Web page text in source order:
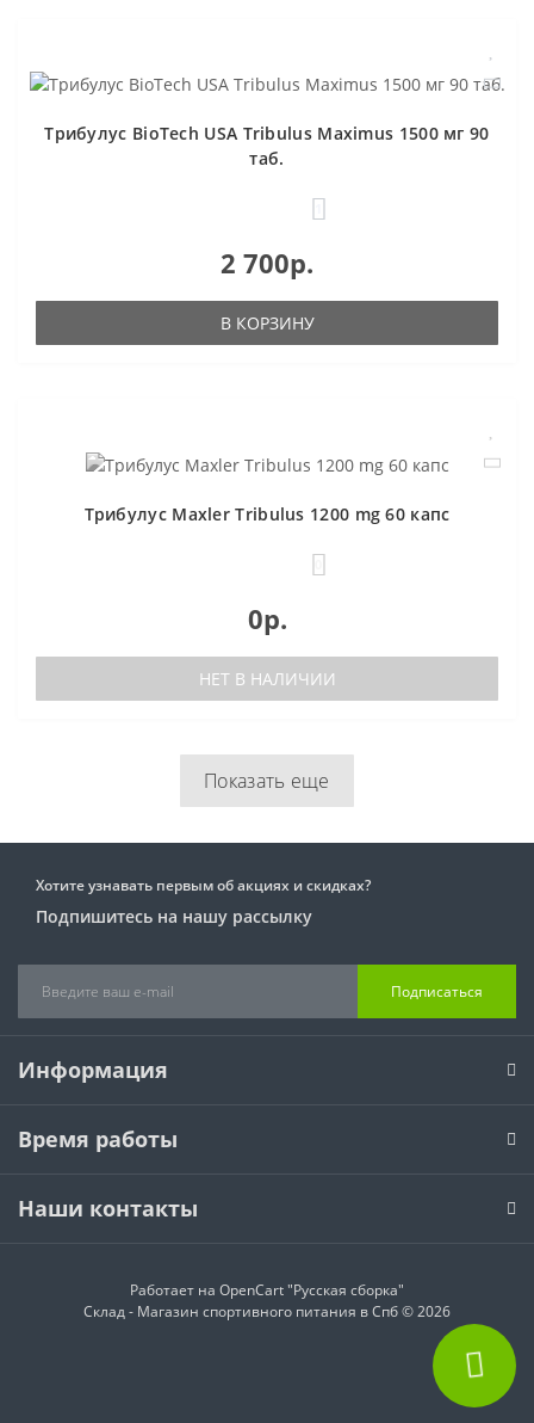
Трибулус BioTech USA Tribulus Maximus 1500 мг 90
таб.
2 700р.
В КОРЗИНУ
Трибулус Maxler Tribulus 1200 mg 60 капс
0р.
НЕТ В НАЛИЧИИ
Показать еще
Хотите узнавать первым об акциях и скидках?
Подпишитесь на нашу рассылку
Подписаться
Информация
Время работы
Наши контакты
Работает на OpenCart "Русская сборка"
Склад - Магазин спортивного питания в Спб © 2026